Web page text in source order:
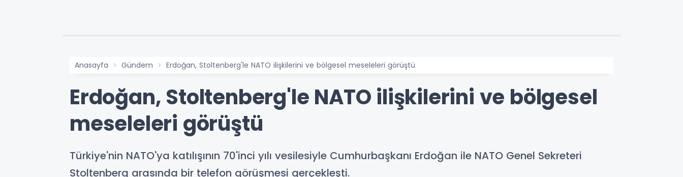
Anasayfa Gündem Erdoğan, Stoltenberg'le NATO ilişkilerini ve bölgesel meseleleri görüştü
Erdoğan, Stoltenberg'le NATO ilişkilerini ve bölgesel
meseleleri görüştü
Türkiye'nin NATO'ya katılışının 70'inci yılı vesilesiyle Cumhurbaşkanı Erdoğan ile NATO Genel Sekreteri
Stoltenberg arasında bir telefon görüşmesi gerçekleşti.